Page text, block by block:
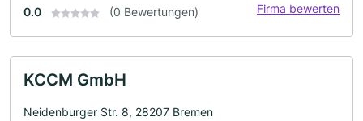
0.0 (0 Bewertungen) Firma bewerten
KCCM GmbH
Neidenburger Str. 8, 28207 Bremen